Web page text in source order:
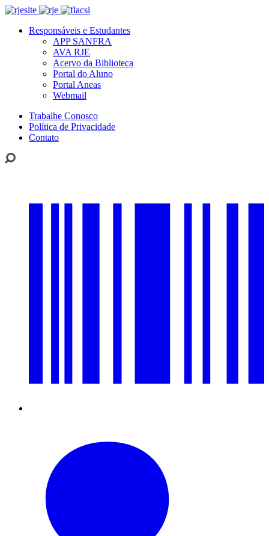
Responsáveis e Estudantes
APP SANFRA
AVA RJE
Acervo da Biblioteca
Portal do Aluno
Portal Aneas
Webmail
Trabalhe Conosco
Política de Privacidade
Contato